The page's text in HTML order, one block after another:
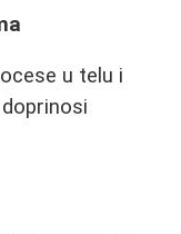
u telu i